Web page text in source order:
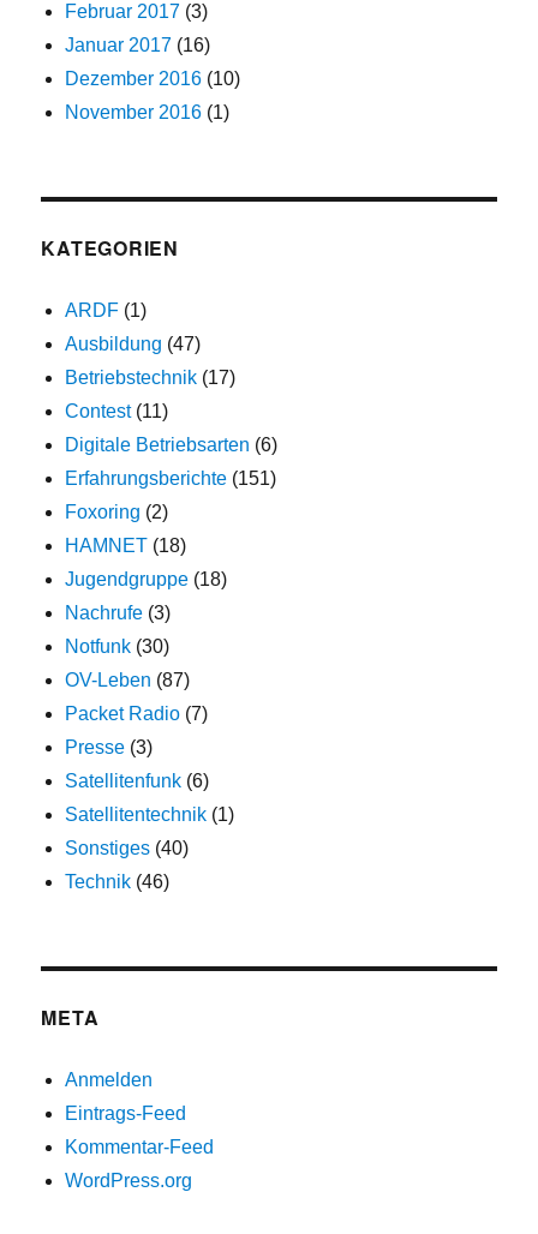
Februar 2017 (3)
Januar 2017 (16)
Dezember 2016 (10)
November 2016 (1)
KATEGORIEN
ARDF (1)
Ausbildung (47)
Betriebstechnik (17)
Contest(11)
Digitale Betriebsarten (6)
Erfahrungsberichte (151)
Foxoring (2)
HAMNET (18)
Jugendgruppe (18)
Nachrufe (3)
Notfunk (30)
OV-Leben (87)
Packet Radio (7)
Presse (3)
Satellitenfunk (6)
Satellitentechnik (1)
Sonstiges (40)
Technik (46)
META
Anmelden
Eintrags-Feed
Kommentar-Feed
WordPress.org